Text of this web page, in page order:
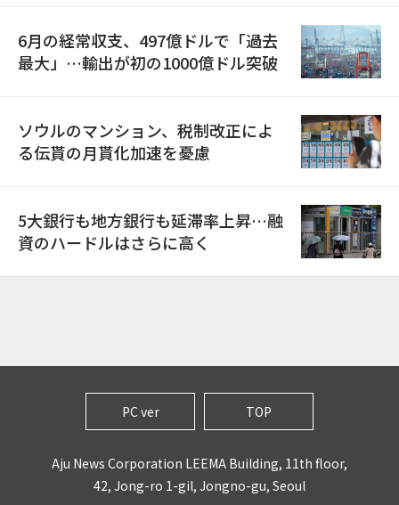
6月の経常収支、497億ドルで「過去
最大」…輸出が初の1000億ドル突破
ソウルのマンション、税制改正によ
る伝貰の月貰化加速を憂慮
5大銀行も地方銀行も延滞率上昇…融
資のハードルはさらに高く
PC ver TOP
Aju News Corporation LEEMA Building, 11th floor,
42, Jong-ro 1-gil, Jongno-gu, Seoul